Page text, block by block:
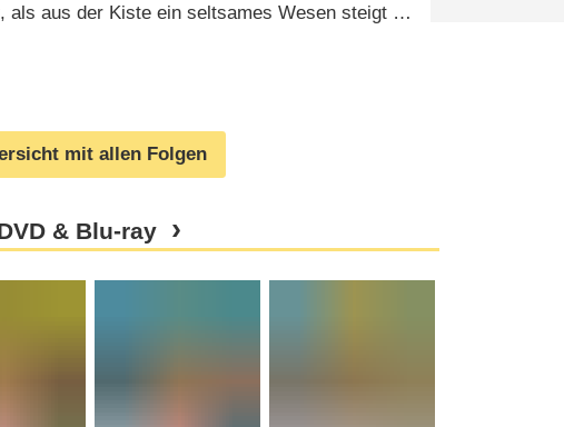
als aus der Kiste ein seltsames Wesen steigt …
mit allen Folgen
& Blu-ray